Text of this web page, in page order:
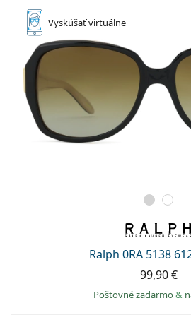
Vyskúšaťvirtuálne
Ralph 0RA 5138
99,90 €
Poštovné zadarmo&